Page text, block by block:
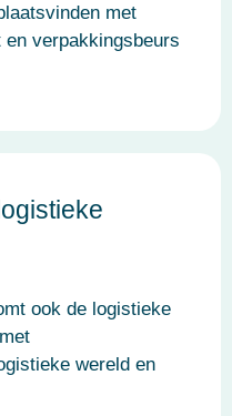
met
verpakkingsbeurs
ook de logistieke
wereld en